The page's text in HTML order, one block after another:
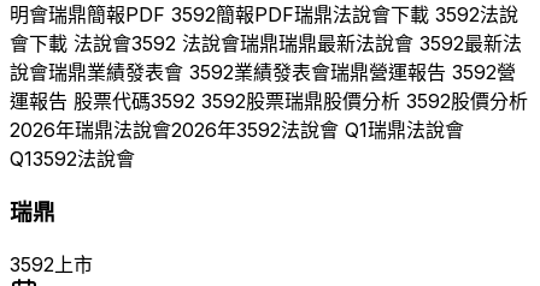
明會瑞鼎簡報PDF 3592簡報PDF瑞鼎法說會下載 3592法說
會下載 法說會3592 法說會瑞鼎瑞鼎最新法說會 3592最新法
說會瑞鼎業績發表會 3592業績發表會瑞鼎營運報告 3592營
運報告 股票代碼3592 3592股票瑞鼎股價分析 3592股價分析
2026年瑞鼎法說會2026年3592法說會 Q1瑞鼎法說會
Q13592法說會
瑞鼎
3592上市